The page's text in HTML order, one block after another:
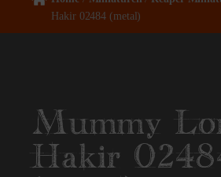
Hakir 02484 (metal)
Mummy
Hakir